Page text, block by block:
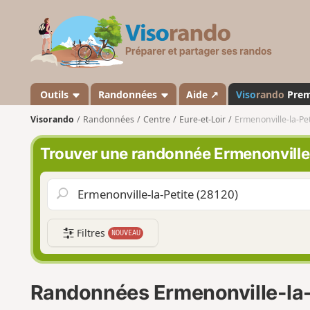
s
a
n
d
o
Outils Randonnées Aide ↗ Visorando
Visorando Randonnées Centre Eure-et-Loir Ermenonville-la-
Trouver une randonnée
Filtres NOUVEAU
Randonnées Ermenonville-